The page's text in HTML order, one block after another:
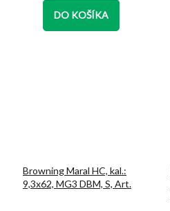
5
hviezdičiek.
DO KOŠÍKA
Browning Maral HC, kal.:
9,3x62, MG3 DBM, S, Art.